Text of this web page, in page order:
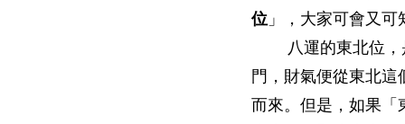
位 」，大家可會又可
八運的東北位，
門，財氣便從東北
而來。但是，如果「